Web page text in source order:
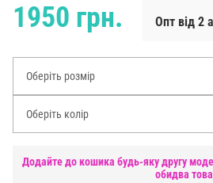
1950 грн. Опт від 2
Оберіть розмір
Оберіть колір
Додайте до кошика будь-яку другу
обидва